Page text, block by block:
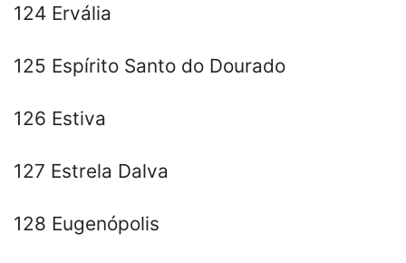
124 Ervália
125 Espírito Santo do Dourado
126 Estiva
127 Estrela Dalva
128 Eugenópolis